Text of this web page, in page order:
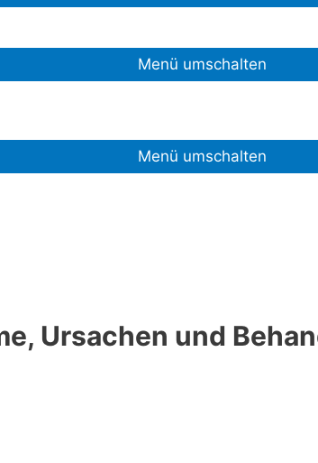
Menü umschalten
Menü umschalten
Ursachen und